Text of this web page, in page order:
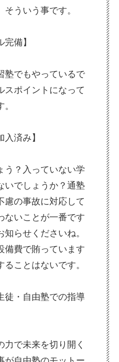
ういう事です。
完備】
塾でもやっているで
スポイントになって
。
入済み】
う？入っていない学
いでしょうか？通塾
慮の事故に対応して
ないことが一番です
らせくださいね。
備費で賄っています
ことはないです。
徒・自由塾での指導
力で未来を切り開く